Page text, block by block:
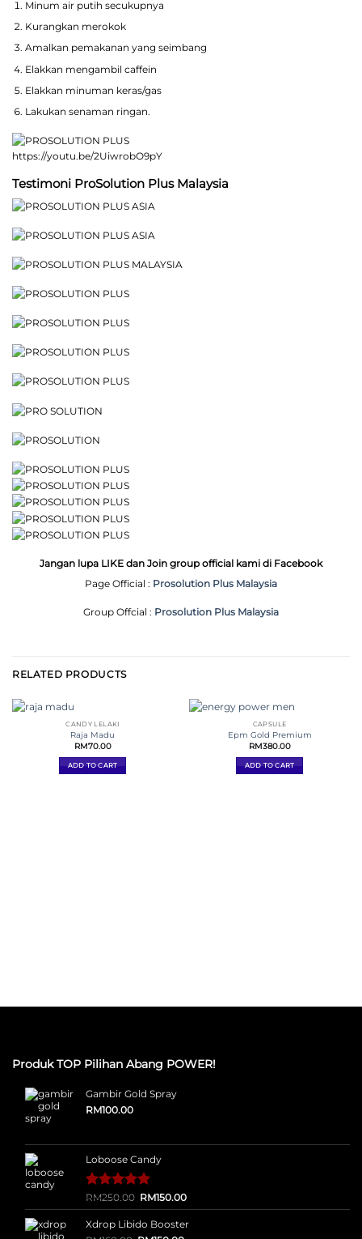
Minum air putih secukupnya
Kurangkan merokok
Amalkan pemakanan yang seimbang
Elakkan mengambil caffein
Elakkan minuman keras/gas
Lakukan senaman ringan.
https://youtu.be/2UiwrobO9pY
Testimoni ProSolution Plus Malaysia
Jangan lupa LIKE dan Join group official kami di Facebook
Page Official : Prosolution Plus Malaysia
Group Offcial : Prosolution Plus Malaysia
RELATED PRODUCTS
CANDY LELAKI
Raja Madu
RM70.00
ADD TO CART
CAPSULE
Epm Gold Premium
RM380.00
ADD TO CART
Produk TOP Pilihan Abang POWER!
Gambir Gold Spray
RM100.00
Loboose Candy
Rated5.00
out of 5
based on
12
RM250.00 Original
price
was:
RM250.00.
RM150.00Current
price
is:
Xdrop Libido Booster